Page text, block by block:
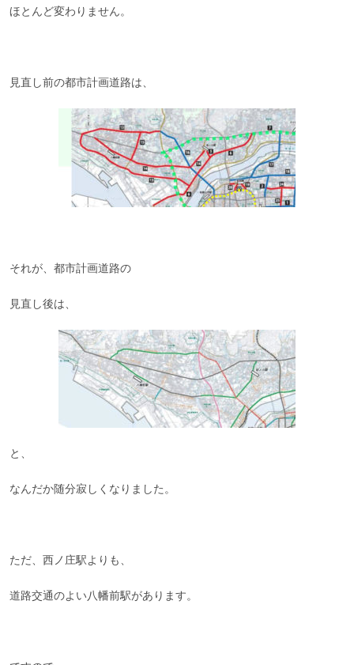
ほとんど変わりません。
見直し前の都市計画道路は、
それが、都市計画道路の
見直し後は、
と、
なんだか随分寂しくなりました。
ただ、西ノ庄駅よりも、
道路交通のよい八幡前駅があります。